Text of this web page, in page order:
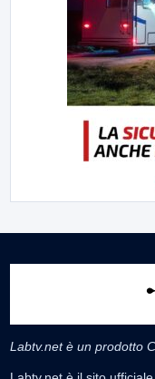
Labtv.net è un prodotto